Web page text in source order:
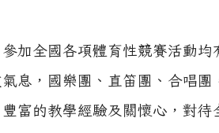
加全國各項體育性競賽活動均
息，國樂團、直笛團、合唱團
富的教學經驗及關懷心，對待